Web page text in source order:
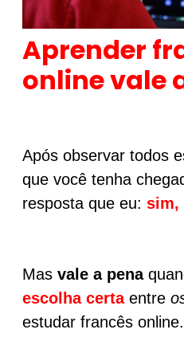
Aprender
online vale
Após observar todos
que você tenha
resposta que eu: sim,
Mas vale a pena
escolha certa entre
estudar francês online.